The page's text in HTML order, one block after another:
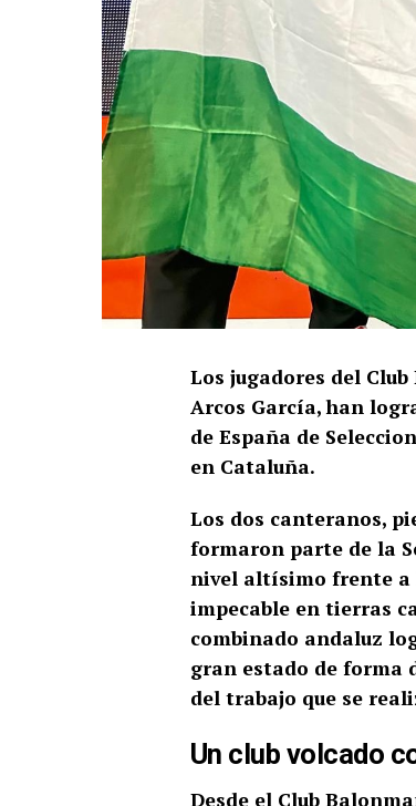
Los jugadores del
Arcos García, han
de España de
en Cataluña.
Los dos canteranos,
formaron parte de la
nivel altísimo frente a
impecable en tierras
combinado andaluz
gran estado de forma
del trabajo que se
Un club volcado
Desde el Club